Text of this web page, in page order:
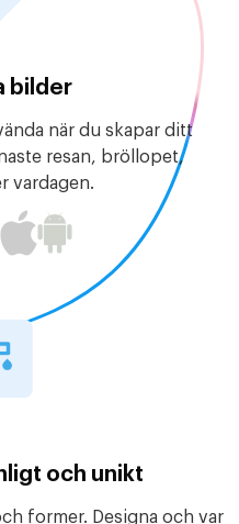
bilder
när du skapar ditt
resan, bröllopet,
vardagen.
och unikt
former. Designa och var